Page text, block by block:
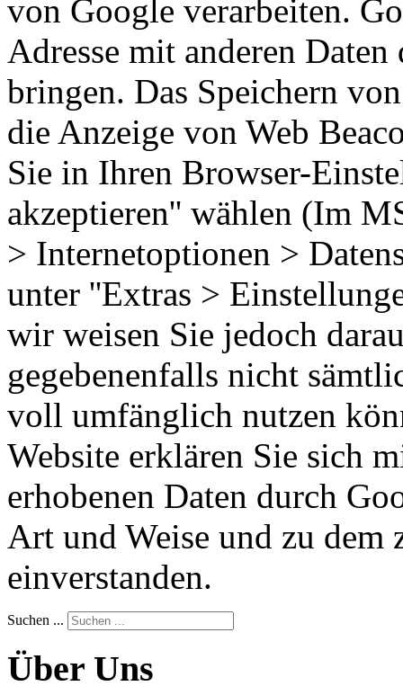
von Google verarbeiten.
Adresse mit anderen
bringen. Das Speichern
die Anzeige von Web
Sie in Ihren Browser-
akzeptieren'' wählen (Im
> Internetoptionen >
unter ''Extras >
wir weisen Sie jedoch
gegebenenfalls nicht
voll umfänglich nutzen
Website erklären Sie sich
erhobenen Daten durch
Art und Weise und zu dem
einverstanden.
Suchen ...
Über Uns